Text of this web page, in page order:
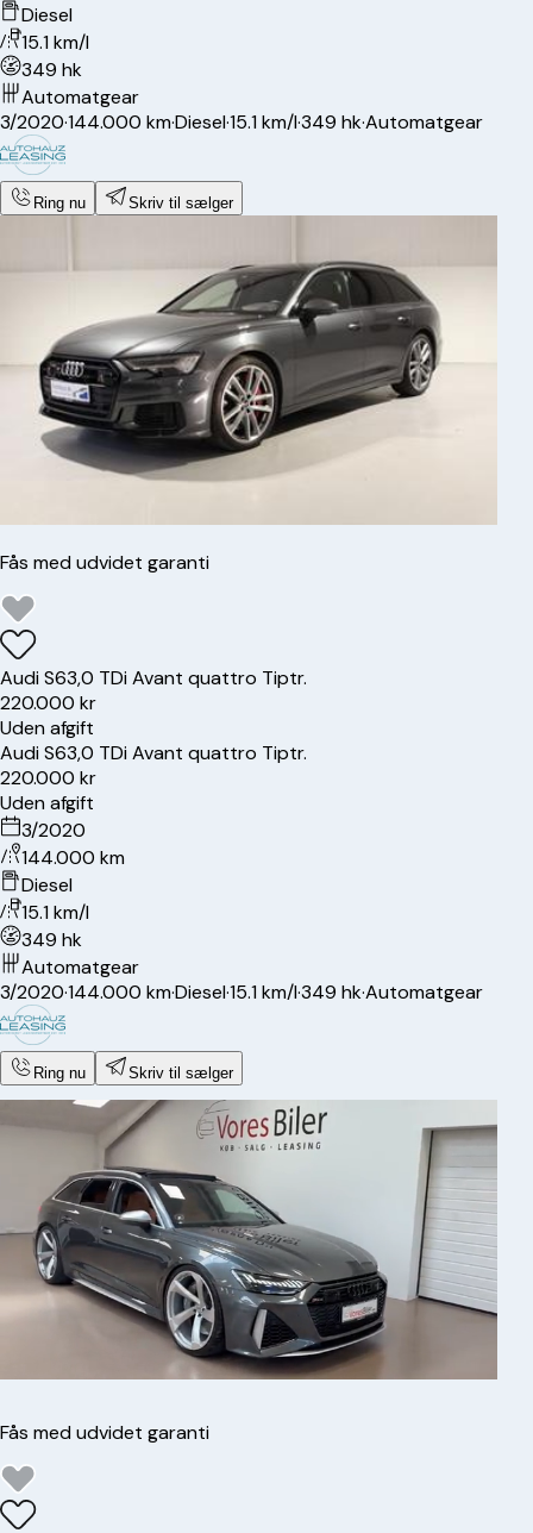
Diesel
15.1 km/l
349 hk
Automatgear
3/2020·144.000 km·Diesel·15.1 km/l·349 hk·Automatgear
Ring nu Skriv til sælger
Fås med udvidet garanti
AudiS63,0 TDi Avant quattro Tiptr.
220.000 kr
Uden afgift
AudiS63,0 TDi Avant quattro Tiptr.
220.000 kr
Uden afgift
3/2020
144.000 km
Diesel
15.1 km/l
349 hk
Automatgear
3/2020·144.000 km·Diesel·15.1 km/l·349 hk·Automatgear
Ring nu Skriv til sælger
Fås med udvidet garanti